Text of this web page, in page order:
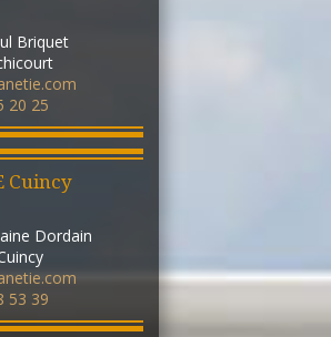
Briquet
20 25
Cuincy
Dordain
53 39